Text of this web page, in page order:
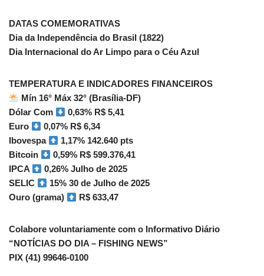
DATAS COMEMORATIVAS
Dia da Independência do Brasil (1822)
Dia Internacional do Ar Limpo para o Céu Azul
TEMPERATURA E INDICADORES FINANCEIROS
Mín 16° Máx 32° (Brasília-DF)
Dólar Com
0,63% R$ 5,41
Euro
0,07% R$ 6,34
Ibovespa
1,17% 142.640 pts
Bitcoin
0,59% R$ 599.376,41
IPCA
0,26% Julho de 2025
SELIC
15% 30 de Julho de 2025
Ouro (grama)
R$ 633,47
Colabore voluntariamente com o Informativo Diário
“NOTÍCIAS DO DIA – FISHING NEWS”
PIX (41) 99646-0100